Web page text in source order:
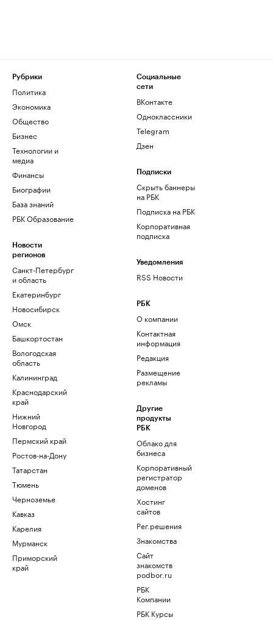
Рубрики
Политика
Экономика
Общество
Бизнес
Технологии и
медиа
Финансы
Биографии
База знаний
РБК Образование
Новости
регионов
Санкт-Петербург
и область
Екатеринбург
Новосибирск
Омск
Башкортостан
Вологодская
область
Калининград
Краснодарский
край
Нижний
Новгород
Пермский край
Ростов-на-Дону
Татарстан
Тюмень
Черноземье
Кавказ
Карелия
Мурманск
Приморский
край
Социальные
сети
ВКонтакте
Одноклассники
Telegram
Дзен
Подписки
Скрыть баннеры
на РБК
Подписка на РБК
Корпоративная
подписка
Уведомления
RSS Новости
РБК
О компании
Контактная
информация
Редакция
Размещение
рекламы
Другие
продукты
РБК
Облако для
бизнеса
Корпоративный
регистратор
доменов
Хостинг
сайтов
Рег.решения
Знакомства
Сайт
знакомств
podbor.ru
РБК
Компании
РБК Курсы